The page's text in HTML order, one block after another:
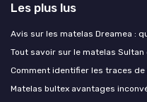
Les plus lus
Avis sur les matelas Dreamea :
Tout savoir sur le matelas Sultan
Comment identifier les traces
Matelas bultex avantages